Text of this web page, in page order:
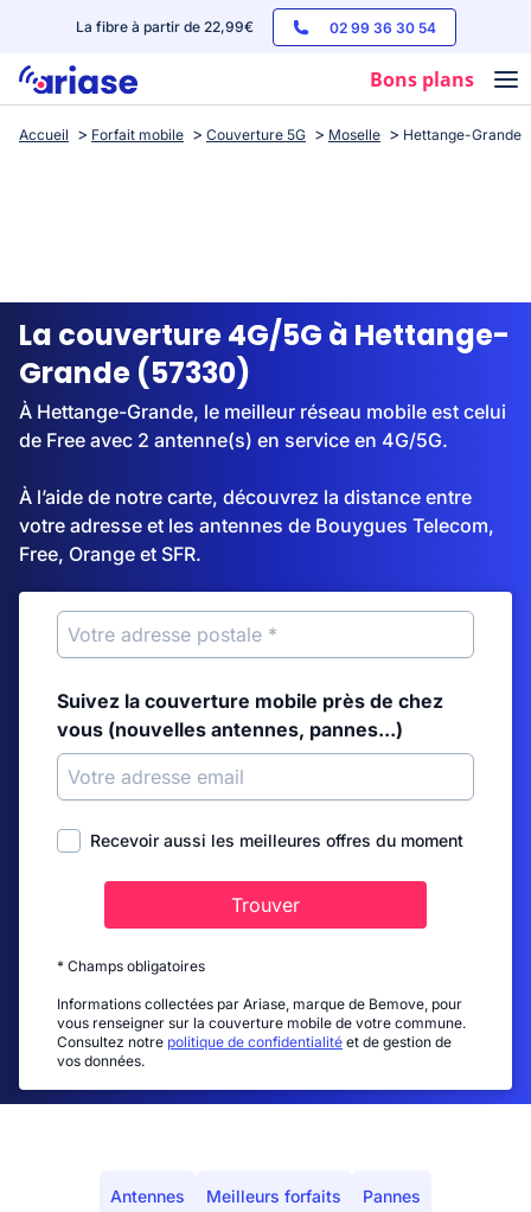
La fibre à partir de 22,99€ 02 99 36 30 54
Bons plans
Box internet
Streaming
Accueil Forfait mobile Couverture 5G Moselle Hettange-Grande
La couverture 4G/5G à Hettange-
Grande (57330)
À Hettange-Grande, le meilleur réseau mobile est celui
de Free avec 2 antenne(s) en service en 4G/5G.
À l’aide de notre carte, découvrez la distance entre
votre adresse et les antennes de Bouygues Telecom,
Free, Orange et SFR.
Suivez la couverture mobile près de chez
vous (nouvelles antennes, pannes...)
Recevoir aussi les meilleures offres du moment
Trouver
* Champs obligatoires
Informations collectées par Ariase, marque de Bemove, pour
vous renseigner sur la couverture mobile de votre commune.
Consultez notre politique de confidentialité et de gestion de
vos données.
Antennes Meilleurs forfaits Pannes